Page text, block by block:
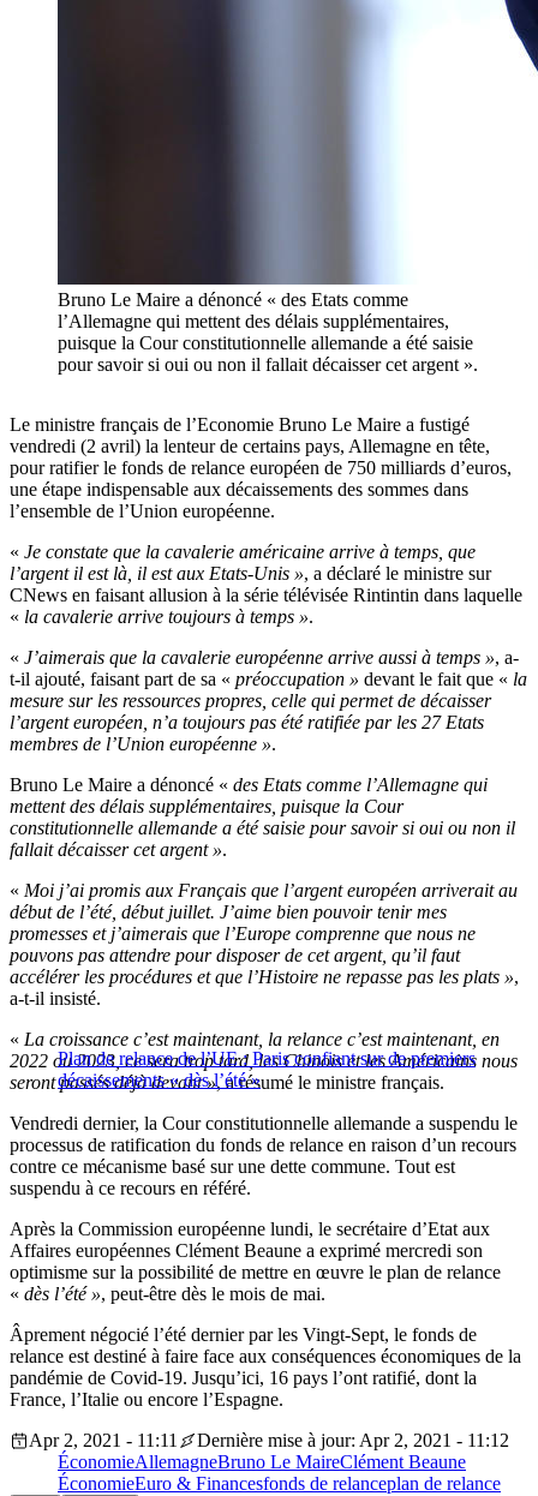
Bruno Le Maire a dénoncé « des Etats comme
l’Allemagne qui mettent des délais supplémentaires,
puisque la Cour constitutionnelle allemande a été saisie
pour savoir si oui ou non il fallait décaisser cet argent ».
Le ministre français de l’Economie Bruno Le Maire a fustigé
vendredi (2 avril) la lenteur de certains pays, Allemagne en tête,
pour ratifier le fonds de relance européen de 750 milliards d’euros,
une étape indispensable aux décaissements des sommes dans
l’ensemble de l’Union européenne.
« Je constate que la cavalerie américaine arrive à temps, que
l’argent il est là, il est aux Etats-Unis », a déclaré le ministre sur
CNews en faisant allusion à la série télévisée Rintintin dans laquelle
« la cavalerie arrive toujours à temps ».
« J’aimerais que la cavalerie européenne arrive aussi à temps », a-
t-il ajouté, faisant part de sa « préoccupation » devant le fait que « la
mesure sur les ressources propres, celle qui permet de décaisser
l’argent européen, n’a toujours pas été ratifiée par les 27 Etats
membres de l’Union européenne ».
Bruno Le Maire a dénoncé « des Etats comme l’Allemagne qui
mettent des délais supplémentaires, puisque la Cour
constitutionnelle allemande a été saisie pour savoir si oui ou non il
fallait décaisser cet argent ».
« Moi j’ai promis aux Français que l’argent européen arriverait au
début de l’été, début juillet. J’aime bien pouvoir tenir mes
promesses et j’aimerais que l’Europe comprenne que nous ne
pouvons pas attendre pour disposer de cet argent, qu’il faut
accélérer les procédures et que l’Histoire ne repasse pas les plats »,
a-t-il insisté.
Plan de relance de l’UE : Paris confiant sur de premiers
décaissements « dès l’été »
« La croissance c’est maintenant, la relance c’est maintenant, en
2022 ou 2023, ce sera trop tard, les Chinois et les Américains nous
seront passés déjà devant », a résumé le ministre français.
Vendredi dernier, la Cour constitutionnelle allemande a suspendu le
processus de ratification du fonds de relance en raison d’un recours
contre ce mécanisme basé sur une dette commune. Tout est
suspendu à ce recours en référé.
Après la Commission européenne lundi, le secrétaire d’Etat aux
Affaires européennes Clément Beaune a exprimé mercredi son
optimisme sur la possibilité de mettre en œuvre le plan de relance
« dès l’été », peut-être dès le mois de mai.
Âprement négocié l’été dernier par les Vingt-Sept, le fonds de
relance est destiné à faire face aux conséquences économiques de la
pandémie de Covid-19. Jusqu’ici, 16 pays l’ont ratifié, dont la
France, l’Italie ou encore l’Espagne.
Apr 2, 2021 - 11:11
Dernière mise à jour: Apr 2, 2021 - 11:12
ÉconomieAllemagneBruno Le MaireClément Beaune
ÉconomieEuro & Financesfonds de relanceplan de relance